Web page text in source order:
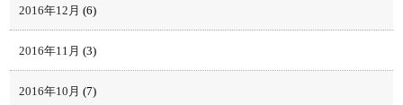
2016年12月 (6)
2016年11月 (3)
2016年10月 (7)